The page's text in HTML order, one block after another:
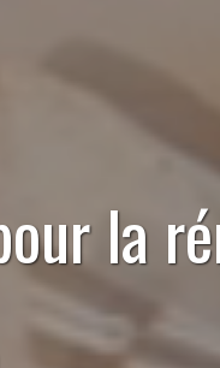
la